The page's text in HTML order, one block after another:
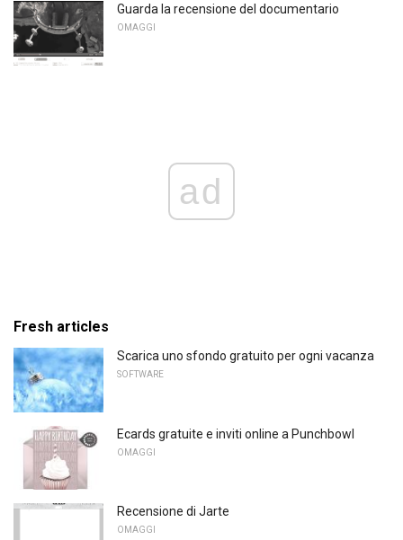
Guarda la recensione del documentario
OMAGGI
ad
Fresh articles
Scarica uno sfondo gratuito per ogni vacanza
SOFTWARE
Ecards gratuite e inviti online a Punchbowl
OMAGGI
Recensione di Jarte
OMAGGI